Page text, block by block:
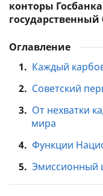
конторы
государственный
Оглавление
1. Каждый
2. Советский
3. От нехватки
мира
4. Функции
5. Эмиссионный